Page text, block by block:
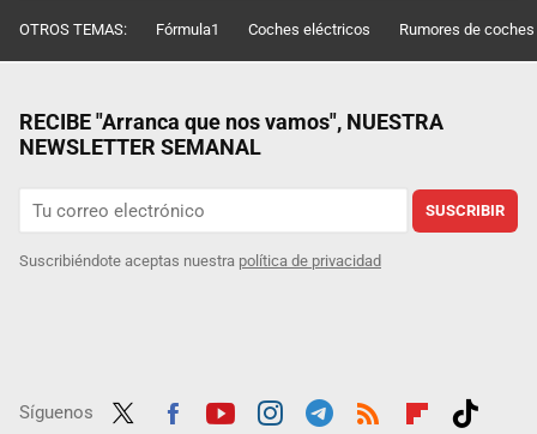
OTROS TEMAS: Fórmula1 Coches eléctricos Rumores de coches
RECIBE "Arranca que nos vamos", NUESTRA
NEWSLETTER SEMANAL
SUSCRIBIR
Suscribiéndote aceptas nuestra política de privacidad
Síguenos